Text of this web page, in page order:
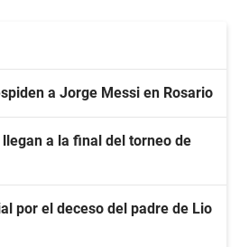
a Jorge Messi en Rosario
a la final del torneo de
por el deceso del padre de Lio